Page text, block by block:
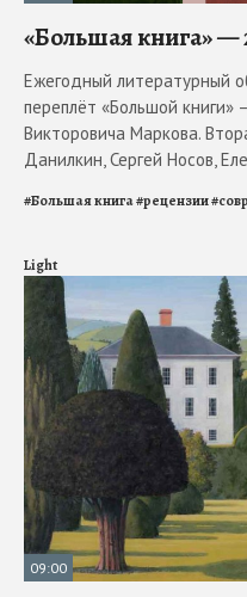
«Большая книга» —
Ежегодный литературный
переплёт «Большой книги»
Викторовича Маркова.
Данилкин, Сергей Носов,
#Большая книга#рецензии#
Light
09:00